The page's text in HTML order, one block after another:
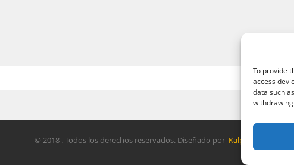
To provide
access
data such
© 2018 . Todos los derechos reservados. Diseñado por Kalpeperu.com